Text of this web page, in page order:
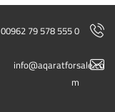
00962 79 578 555 0
info@aqaratforsale.co
m